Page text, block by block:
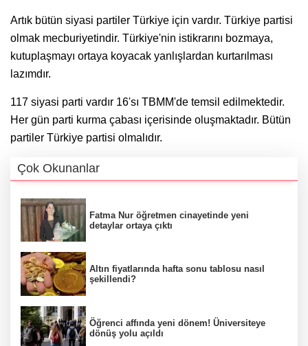
Artık bütün siyasi partiler Türkiye için vardır. Türkiye partisi
olmak mecburiyetindir. Türkiye'nin istikrarını bozmaya,
kutuplaşmayı ortaya koyacak yanlışlardan kurtarılması
lazımdır.
117 siyasi parti vardır 16'sı TBMM'de temsil edilmektedir.
Her gün parti kurma çabası içerisinde oluşmaktadır. Bütün
partiler Türkiye partisi olmalıdır.
Çok Okunanlar
Fatma Nur öğretmen cinayetinde yeni
detaylar ortaya çıktı
Altın fiyatlarında hafta sonu tablosu nasıl
şekillendi?
Öğrenci affında yeni dönem! Üniversiteye
dönüş yolu açıldı